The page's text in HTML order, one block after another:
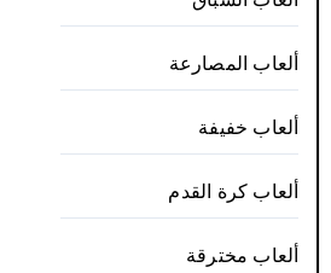
ألعاب المصارعة
ألعاب خفيفة
ألعاب كرة القدم
ألعاب مخترقة